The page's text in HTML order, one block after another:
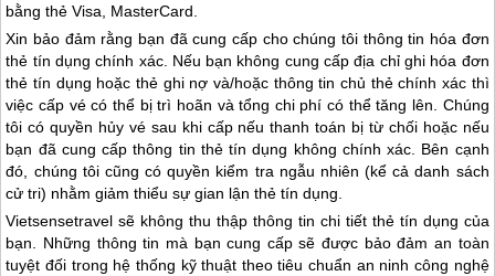
bằng thẻ Visa, MasterCard.
Xin bảo đảm rằng bạn đã cung cấp cho chúng tôi thông tin hóa đơn
thẻ tín dụng chính xác. Nếu bạn không cung cấp địa chỉ ghi hóa đơn
thẻ tín dụng hoặc thẻ ghi nợ và/hoặc thông tin chủ thẻ chính xác thì
việc cấp vé có thể bị trì hoãn và tổng chi phí có thể tăng lên. Chúng
tôi có quyền hủy vé sau khi cấp nếu thanh toán bị từ chối hoặc nếu
bạn đã cung cấp thông tin thẻ tín dụng không chính xác. Bên cạnh
đó, chúng tôi cũng có quyền kiểm tra ngẫu nhiên (kể cả danh sách
cử tri) nhằm giảm thiểu sự gian lận thẻ tín dụng.
Vietsensetravel sẽ không thu thập thông tin chi tiết thẻ tín dụng của
bạn. Những thông tin mà bạn cung cấp sẽ được bảo đảm an toàn
tuyệt đối trong hệ thống kỹ thuật theo tiêu chuẩn an ninh công nghệ